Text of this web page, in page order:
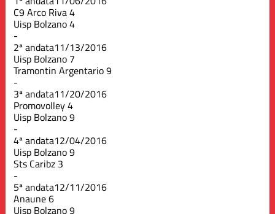
C9 Arco Riva4
Uisp Bolzano4
-
2ª andata11/13/2016
Uisp Bolzano 7
Tramontin Argentario9
-
3ª andata11/20/2016
Promovolley4
Uisp Bolzano9
-
4ª andata12/04/2016
Uisp Bolzano9
Sts Caribz 3
-
5ª andata12/11/2016
Anaune6
Uisp Bolzano9